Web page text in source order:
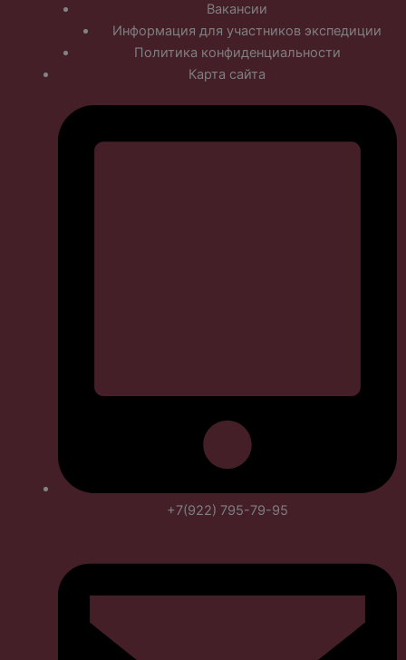
Вакансии
Информация для участников экспедиции
Политика конфиденциальности
Карта сайта
+7(922) 795-79-95